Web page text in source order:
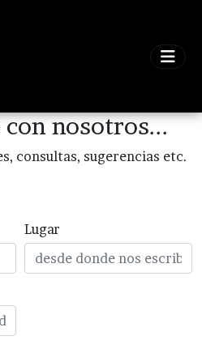
con nosotros...
consultas, sugerencias etc.
Lugar